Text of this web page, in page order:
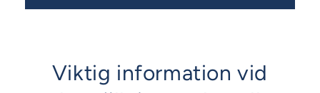
Viktig information vid